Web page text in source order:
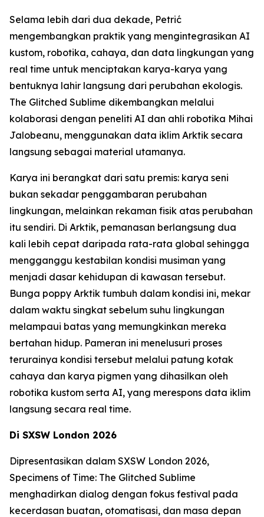
Selama lebih dari dua dekade, Petrić
mengembangkan praktik yang mengintegrasikan AI
kustom, robotika, cahaya, dan data lingkungan yang
real time untuk menciptakan karya-karya yang
bentuknya lahir langsung dari perubahan ekologis.
The Glitched Sublime dikembangkan melalui
kolaborasi dengan peneliti AI dan ahli robotika Mihai
Jalobeanu, menggunakan data iklim Arktik secara
langsung sebagai material utamanya.
Karya ini berangkat dari satu premis: karya seni
bukan sekadar penggambaran perubahan
lingkungan, melainkan rekaman fisik atas perubahan
itu sendiri. Di Arktik, pemanasan berlangsung dua
kali lebih cepat daripada rata-rata global sehingga
mengganggu kestabilan kondisi musiman yang
menjadi dasar kehidupan di kawasan tersebut.
Bunga poppy Arktik tumbuh dalam kondisi ini, mekar
dalam waktu singkat sebelum suhu lingkungan
melampaui batas yang memungkinkan mereka
bertahan hidup. Pameran ini menelusuri proses
terurainya kondisi tersebut melalui patung kotak
cahaya dan karya pigmen yang dihasilkan oleh
robotika kustom serta AI, yang merespons data iklim
langsung secara real time.
Di SXSW London 2026
Dipresentasikan dalam SXSW London 2026,
Specimens of Time: The Glitched Sublime
menghadirkan dialog dengan fokus festival pada
kecerdasan buatan, otomatisasi, dan masa depan